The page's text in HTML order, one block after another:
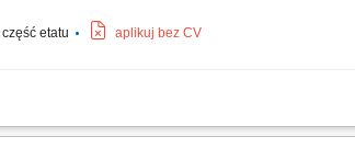
część etatu aplikuj bez CV
grupowych). Przygotowywanie ofert i prowadzenie